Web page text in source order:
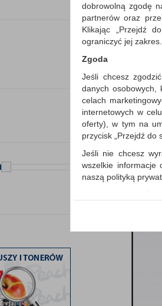
dobrowolną zgodę
partnerów oraz
Klikając „Przejdź
ograniczyć jej zakres.
Zgoda
Jeśli chcesz
danych osobowych,
celach
internetowych w
oferty), w tym na
przycisk „Przejdź do
Jeśli nie chcesz
wszelkie
naszą polityką
W przypadku
Państwem i
wysłanie
informacji o
Każda Państwa